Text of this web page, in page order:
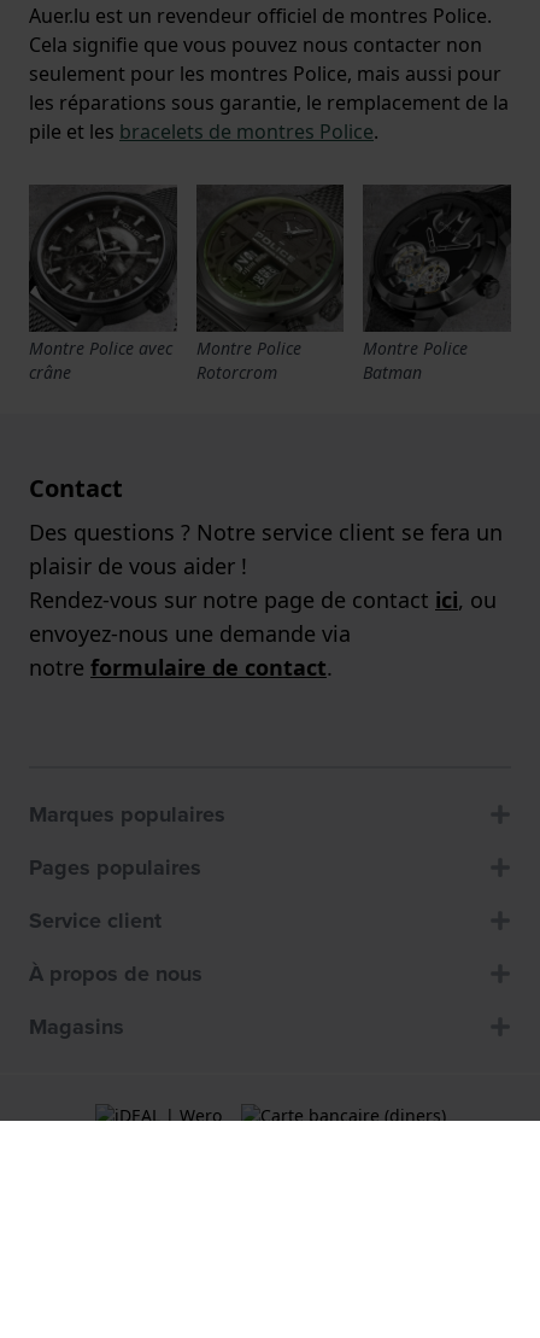
Auer.lu est un revendeur officiel de montres Police.
Cela signifie que vous pouvez nous contacter non
seulement pour les montres Police, mais aussi pour
les réparations sous garantie, le remplacement de la
pile et les bracelets de montres Police.
Montre Police avec
crâne
Montre Police
Rotorcrom
Montre Police
Batman
Contact
Des questions ? Notre service client se fera un
plaisir de vous aider !
Rendez-vous sur notre page de contact ici, ou
envoyez-nous une demande via
notre formulaire de contact.
Marques populaires
Pages populaires
Service client
À propos de nous
Magasins